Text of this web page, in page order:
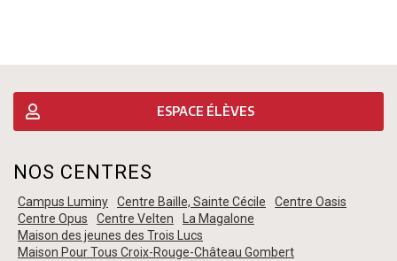
ESPACE ÉLÈVES
NOS CENTRES
Campus Luminy Centre Baille, Sainte Cécile
Centre Oasis
Centre Opus
Centre Velten
La Magalone
Maison des jeunes des Trois Lucs
Maison Pour Tous Croix-Rouge-Château Gombert